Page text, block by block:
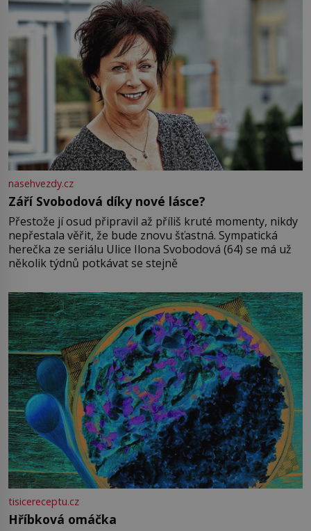
nasehvezdy.cz
Září Svobodová díky nové lásce?
Přestože jí osud připravil až příliš kruté momenty, nikdy
nepřestala věřit, že bude znovu šťastná. Sympatická
herečka ze seriálu Ulice Ilona Svobodová (64) se má už
několik týdnů potkávat se stejně
tisicereceptu.cz
Hříbková omáčka